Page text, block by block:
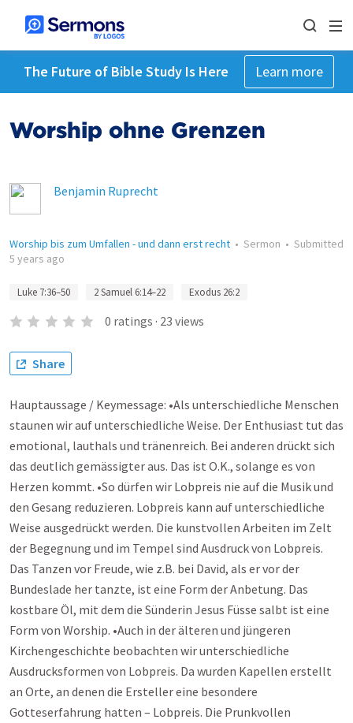
The Future of Bible Study Is Here Learn more
Worship ohne Grenzen
Benjamin Ruprecht
Worship bis zum Umfallen - und dann erst recht • Sermon • Submitted
5 years ago
Luke 7:36–50 2 Samuel 6:14–22 Exodus 26:2
0 ratings · 23 views
Share
Hauptaussage / Keymessage: •Als unterschiedliche Menschen
staunen wir auf unterschiedliche Weise. Der Enthusiast tut das
emotional, lauthals und tränenreich. Bei anderen drückt sich
das deutlich gemässigter aus. Das ist O.K., solange es von
Herzen kommt. •So dürfen wir Lobpreis nie auf die Musik und
den Gesang reduzieren. Lobpreis kann auf unterschiedliche
Weise ausgedrückt werden. Die kunstvollen Arbeiten im Zelt
der Begegnung und im Tempel sind Ausdruck von Lobpreis.
Das Tanzen vor Freude, wie z.B. bei David, als er vor der
Bundeslade her tanzte, ist eine Form der Anbetung. Das
kostbare Öl, mit dem die Sünderin Jesus Füsse salbt ist eine
Form von Worship. •Auch in der älteren und jüngeren
Kirchengeschichte beobachten wir unterschiedliche
Ausdrucksformen von Lobpreis. Da wurden Kapellen erstellt
an Orte, an denen die Ersteller eine besondere
Gotteserfahrung hatten – Lobpreis. Die Prunkvollen